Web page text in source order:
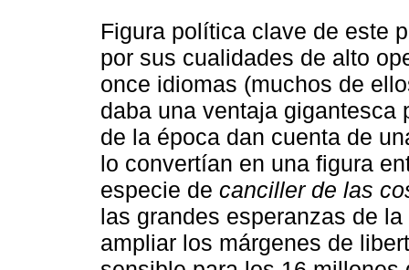
Figura política clave de este
por sus cualidades de alto
once idiomas (muchos de
daba una ventaja gigantesca
de la época dan cuenta de
lo convertían en una figura
especie de canciller de las
las grandes esperanzas de
ampliar los márgenes de